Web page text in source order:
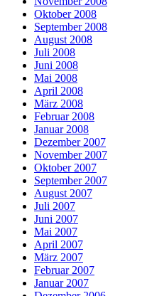
Oktober 2008
September 2008
August 2008
Juli 2008
Juni 2008
Mai 2008
April 2008
März 2008
Februar 2008
Januar 2008
Dezember 2007
November 2007
Oktober 2007
September 2007
August 2007
Juli 2007
Juni 2007
Mai 2007
April 2007
März 2007
Februar 2007
Januar 2007